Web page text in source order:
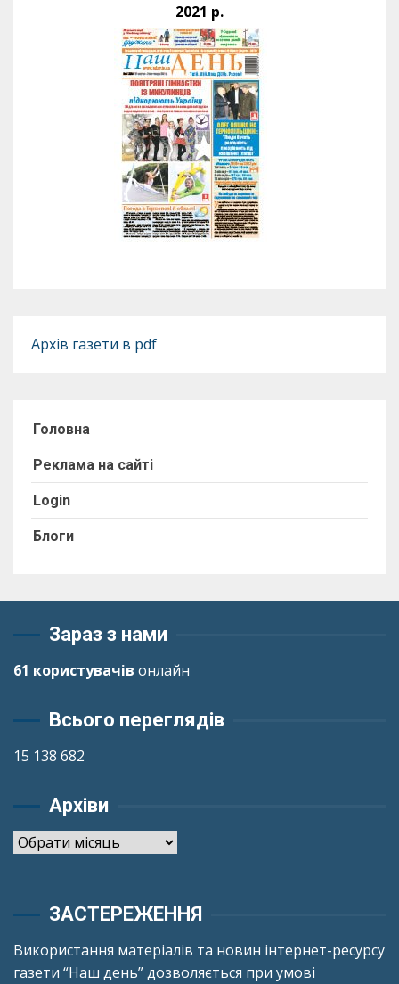
2021 р.
Архів газети в pdf
Головна
Реклама на сайті
Login
Блоги
Зараз з нами
61 користувачів онлайн
Всього переглядів
15 138 682
Архіви
Архіви
ЗАСТЕРЕЖЕННЯ
Використання матеріалів та новин інтернет-ресурсу
газети “Наш день” дозволяється при умові